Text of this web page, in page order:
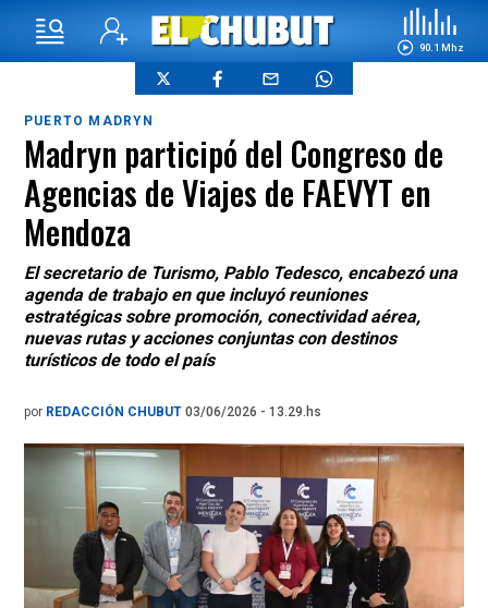
90.1 Mhz
PUERTO MADRYN
Madryn participó del Congreso de
Agencias de Viajes de FAEVYT en
Mendoza
El secretario de Turismo, Pablo Tedesco, encabezó una
agenda de trabajo en que incluyó reuniones
estratégicas sobre promoción, conectividad aérea,
nuevas rutas y acciones conjuntas con destinos
turísticos de todo el país
por REDACCIÓN CHUBUT 03/06/2026 - 13.29.hs